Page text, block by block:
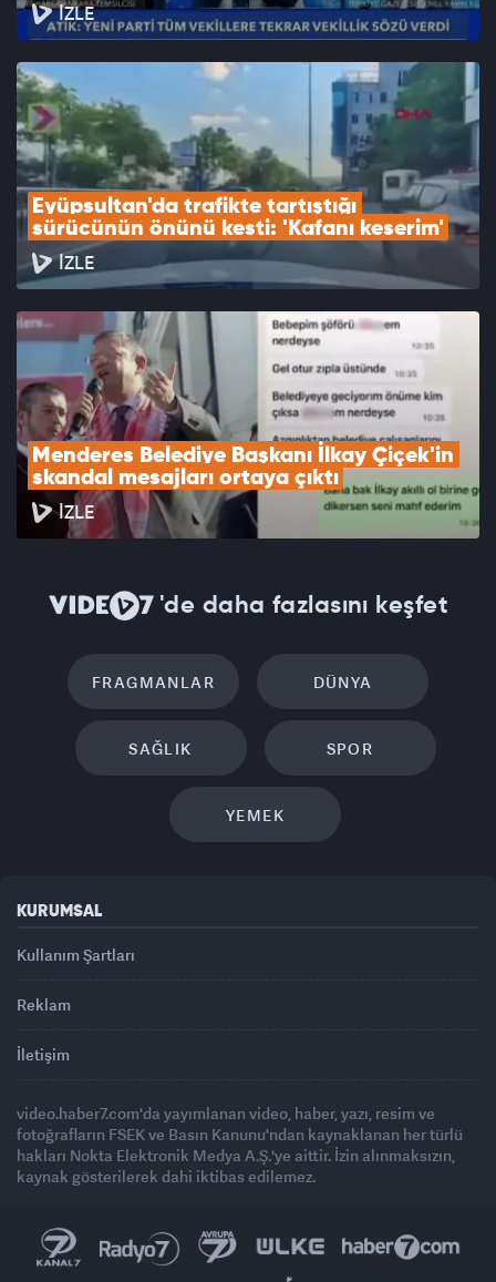
İZLE
Eyüpsultan'da trafikte tartıştığı
sürücünün önünü kesti: 'Kafanı keserim'
İZLE
Menderes Belediye Başkanı İlkay Çiçek'in
skandal mesajları ortaya çıktı
İZLE
'de daha fazlasını keşfet
FRAGMANLAR DÜNYA
SAĞLIK SPOR
YEMEK
KURUMSAL
Kullanım Şartları
Reklam
İletişim
video.haber7.com'da yayımlanan video, haber, yazı, resim ve
fotoğrafların FSEK ve Basın Kanunu'ndan kaynaklanan her türlü
hakları Nokta Elektronik Medya A.Ş.'ye aittir. İzin alınmaksızın,
kaynak gösterilerek dahi iktibas edilemez.